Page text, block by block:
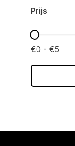
Prijs
€0 - €5